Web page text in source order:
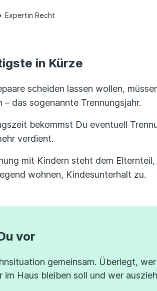
Expertin Recht
in Kürze
scheiden lassen wollen,
– das sogenannte Trennungsjahr.
bekommst Du eventuell
verdient.
mit Kindern steht dem
wohnen, Kindesunterhalt zu.
vor
gemeinsam. Überlegt,
im Haus bleiben soll und wer